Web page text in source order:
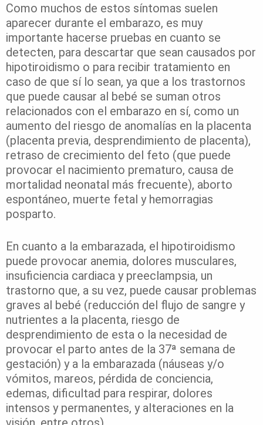
Como muchos de estos síntomas suelen
aparecer durante el embarazo, es muy
importante hacerse pruebas en cuanto se
detecten, para descartar que sean causados por
hipotiroidismo o para recibir tratamiento en
caso de que sí lo sean, ya que a los trastornos
que puede causar al bebé se suman otros
relacionados con el embarazo en sí, como un
aumento del riesgo de anomalías en la placenta
(placenta previa, desprendimiento de placenta),
retraso de crecimiento del feto (que puede
provocar el nacimiento prematuro, causa de
mortalidad neonatal más frecuente), aborto
espontáneo, muerte fetal y hemorragias
posparto.
En cuanto a la embarazada, el hipotiroidismo
puede provocar anemia, dolores musculares,
insuficiencia cardiaca y preeclampsia, un
trastorno que, a su vez, puede causar problemas
graves al bebé (reducción del flujo de sangre y
nutrientes a la placenta, riesgo de
desprendimiento de esta o la necesidad de
provocar el parto antes de la 37ª semana de
gestación) y a la embarazada (náuseas y/o
vómitos, mareos, pérdida de conciencia,
edemas, dificultad para respirar, dolores
intensos y permanentes, y alteraciones en la